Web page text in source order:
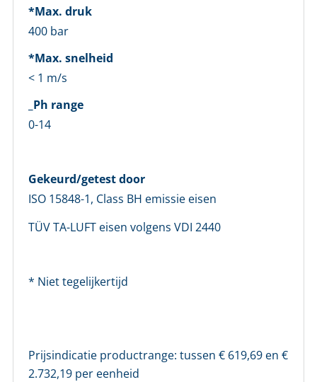
*Max. druk
400 bar
*Max. snelheid
< 1 m/s
_Ph range
0-14
Gekeurd/getest door
ISO 15848-1, Class BH emissie eisen
TÜV TA-LUFT eisen volgens VDI 2440
* Niet tegelijkertijd
Prijsindicatie productrange: tussen € 619,69 en €
2.732,19 per eenheid
Wachtwoord vergeten?
Login